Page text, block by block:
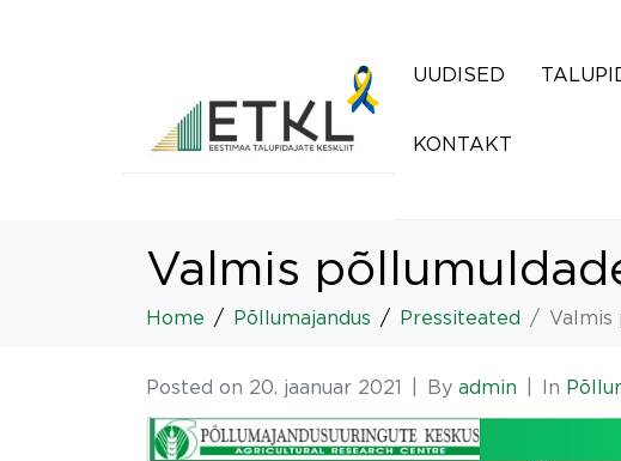
UUDISED
KONTAKT
Valmis
Home Põllumajandus Pressiteated Valmis
Posted on 20. jaanuar 2021 By admin In